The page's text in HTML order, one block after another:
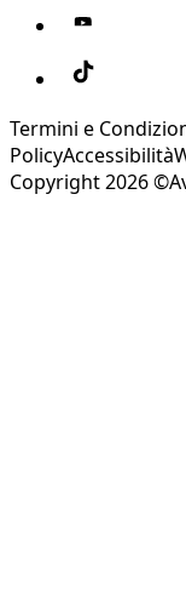
Termini e
PolicyAccessibilità
Copyright 2026